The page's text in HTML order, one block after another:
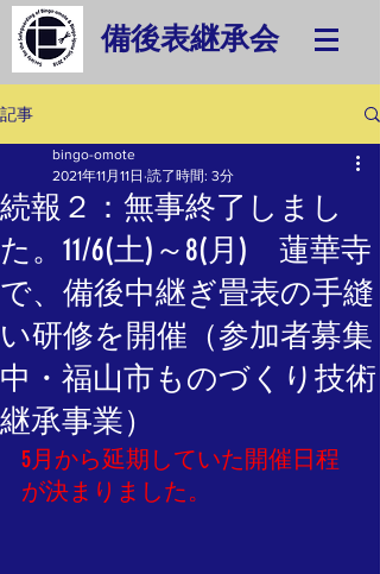
備後表継承会
記事
続報２：無事終了しまし
た。11/6(土)～8(月) 蓮華寺
で、備後中継ぎ畳表の手縫
い研修を開催（参加者募集
中・福山市ものづくり技術
継承事業）
bingo-omote
2021年11月11日 読了時間: 3分
5月から延期していた開催日程
が決まりました。